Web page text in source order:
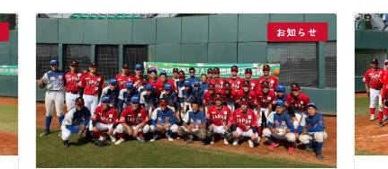
お知らせ